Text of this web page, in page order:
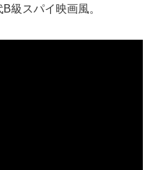
級スパイ映画風。